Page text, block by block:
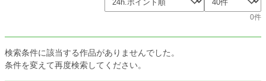
0件
検索条件に該当する作品がありませんでした。
条件を変えて再度検索してください。